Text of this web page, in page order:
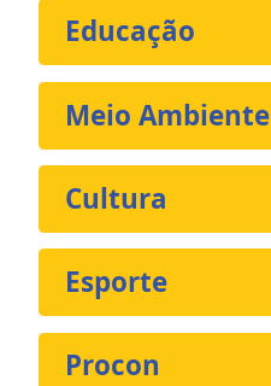
Educação
Meio Ambiente
Cultura
Esporte
Procon